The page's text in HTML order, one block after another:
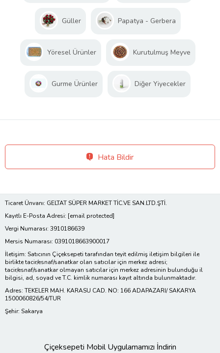
Güller Papatya - Gerbera
Yöresel Ürünler Kurutulmuş Meyve
Gurme Ürünler Diğer Yiyecekler
Hata Bildir
Ticaret Ünvanı: GELTAT SÜPER MARKET TİC.VE SAN.LTD.ŞTİ.
Kayıtlı E-Posta Adresi: [email protected]
Vergi Numarası: 3910186639
Mersis Numarası: 0391018663900017
İletişim: Satıcının Çiçeksepeti tarafından teyit edilmiş iletişim bilgileri ile
birlikte tacir/esnaf/sanatkar olan satıcılar için merkez adresi;
tacir/esnaf/sanatkar olmayan satıcılar için merkez adresinin bulunduğu il
bilgisi, ad, soyad ve T.C. kimlik numarası kayıt altında bulunmaktadır.
Adres: TEKELER MAH. KARASU CAD. NO: 166 ADAPAZARI/ SAKARYA
1500060826/54/TUR
Şehir: Sakarya
Çiçeksepeti Mobil Uygulamamızı İndirin